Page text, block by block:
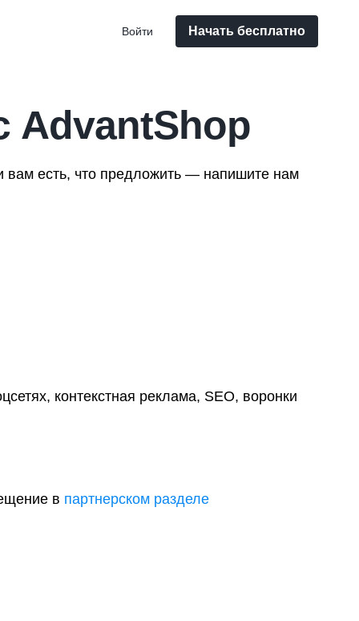
Начать бесплатно
Войти
AdvantShop
вам есть, что предложить — напишите нам
контекстная реклама, SEO, воронки
в партнерском разделе